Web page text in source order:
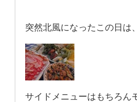
突然北風になったこの日は
サイドメニューはもちろん